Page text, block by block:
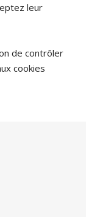
leur
de contrôler
cookies